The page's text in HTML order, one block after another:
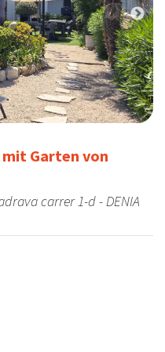
mit Garten von
carrer 1-d - DENIA